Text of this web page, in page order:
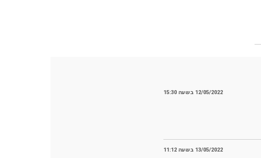
12/05/2022 בשעה 15:30
13/05/2022 בשעה 11:12